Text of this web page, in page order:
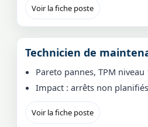
Voir la fiche poste
Technicien de
Pareto pannes, TPM
Impact : arrêts non planifiés
Voir la fiche poste